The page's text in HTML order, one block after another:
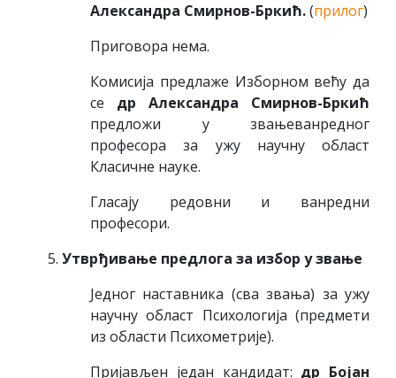
Александра Смирнов-Бркић.(прилог)
Приговора нема.
Комисија предлаже Изборном већу да
се др Александра Смирнов-Бркић
предложи у звањеванредног
професора за ужу научну област
Класичне науке.
Гласају редовни и ванредни
професори.
Утврђивање предлога за избор у звање
Једног наставника (сва звања) за ужу
научну област Психологија (предмети
из области Психометрије).
Пријављен један кандидат: др Бојан